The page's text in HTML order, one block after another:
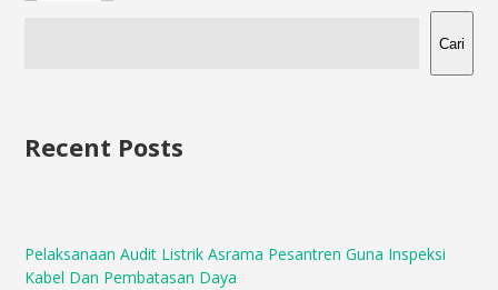
Cari
Recent Posts
Pelaksanaan Audit Listrik Asrama Pesantren Guna Inspeksi
Kabel Dan Pembatasan Daya